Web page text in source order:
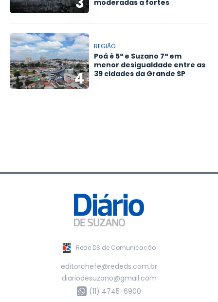
moderadas a fortes
4
REGIÃO
Poá é 5ª e Suzano 7ª em
menor desigualdade entre as
39 cidades da Grande SP
Rede DS de Comunicação
editorchefe@rededs.com.br
diariodesuzano@gmail.com
(11) 4745-6900